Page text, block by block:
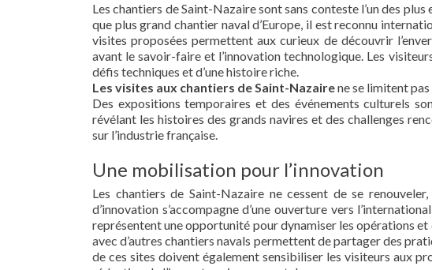
Les chantiers de Saint-Nazaire sont sans conteste l’un des
que plus grand chantier naval d’Europe, il est reconnu
visites proposées permettent aux curieux de découvrir
avant le savoir-faire et l’innovation technologique. Les
défis techniques et d’une histoire riche.
Les visites aux chantiers de Saint-Nazairene se limitent
Des expositions temporaires et des événements culturels
révélant les histoires des grands navires et des challenges
sur l’industrie française.
Une mobilisation pour l’innovation
Les chantiers de Saint-Nazaire ne cessent de se
d’innovation s’accompagne d’une ouverture vers
représentent une opportunité pour dynamiser les opérations et
avec d’autres chantiers navals permettent de partager des
de ces sites doivent également sensibiliser les visiteurs aux